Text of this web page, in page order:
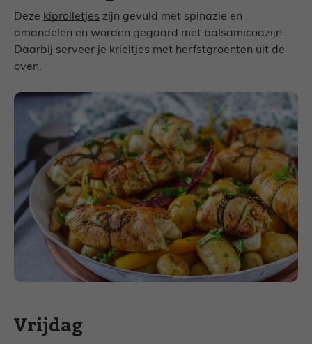
Deze kiprolletjes zijn gevuld met spinazie en
amandelen en worden gegaard met balsamicoazijn.
Daarbij serveer je krieltjes met herfstgroenten uit de
oven.
Vrijdag